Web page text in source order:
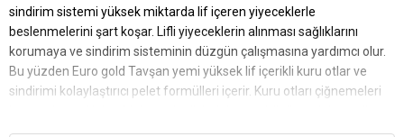
sindirim sistemi yüksek miktarda lif içeren yiyeceklerle
beslenmelerini şart koşar. Lifli yiyeceklerin alınması sağlıklarını
korumaya ve sindirim sisteminin düzgün çalışmasına yardımcı olur.
Bu yüzden Euro gold Tavşan yemi yüksek lif içerikli kuru otlar ve
sindirimi kolaylaştırıcı pelet formülleri içerir. Kuru otları çiğnemeleri